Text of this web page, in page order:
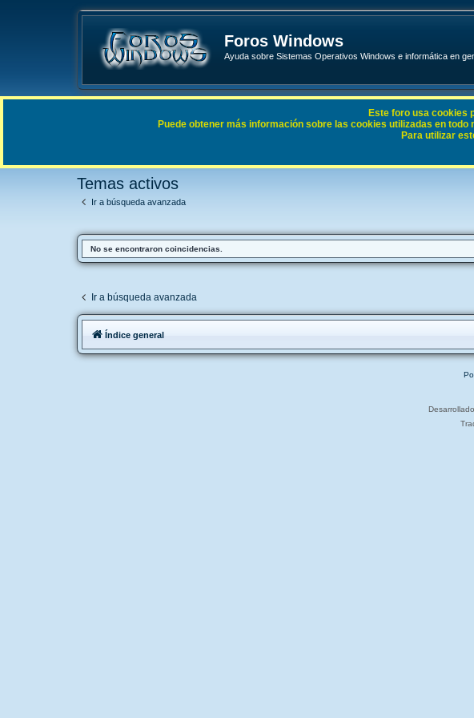
Foros Windows
Ayuda sobre Sistemas Operativos Windows e informática en
Enlaces rápidos FAQ
Temas activos
Ir a búsqueda avanzada
No se encontraron coincidencias.
Ir a búsqueda avanzada
Este foro usa cookies
Puede obtener más información sobre las cookies utilizadas en
Para utilizar
Índice general